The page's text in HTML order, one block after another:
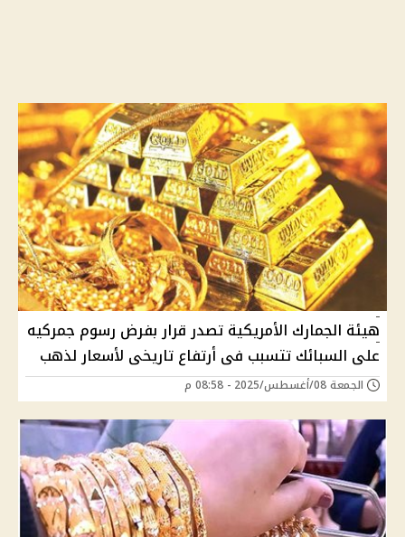
هيئة الجمارك الأمريكية تصدر قرار بفرض رسوم جمركيه
على السبائك تتسبب فى أرتفاع تاريخى لأسعار لذهب
الجمعة 08/أغسطس/2025 - 08:58 م